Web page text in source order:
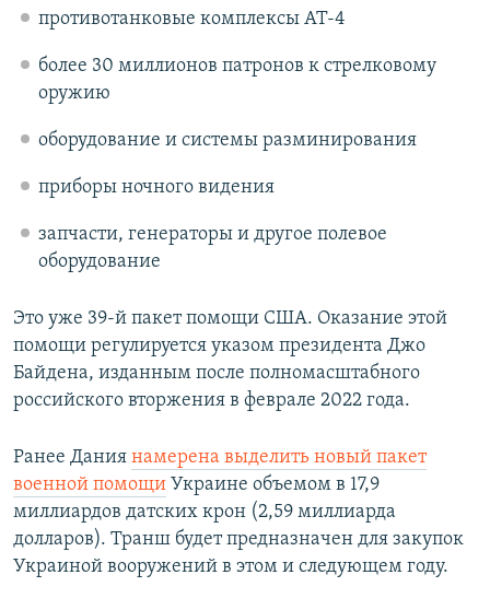
противотанковые комплексы АТ-4
более 30 миллионов патронов к стрелковому
оружию
оборудование и системы разминирования
приборы ночного видения
запчасти, генераторы и другое полевое
оборудование
Это уже 39-й пакет помощи США. Оказание этой
помощи регулируется указом президента Джо
Байдена, изданным после полномасштабного
российского вторжения в феврале 2022 года.
Ранее Дания намерена выделить новый пакет
военной помощи Украине объемом в 17,9
миллиардов датских крон (2,59 миллиарда
долларов). Транш будет предназначен для закупок
Украиной вооружений в этом и следующем году.